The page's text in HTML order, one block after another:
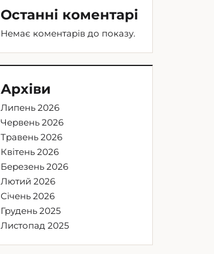
Останні коментарі
Немає коментарів до показу.
Архіви
Липень 2026
Червень 2026
Травень 2026
Квітень 2026
Березень 2026
Лютий 2026
Січень 2026
Грудень 2025
Листопад 2025